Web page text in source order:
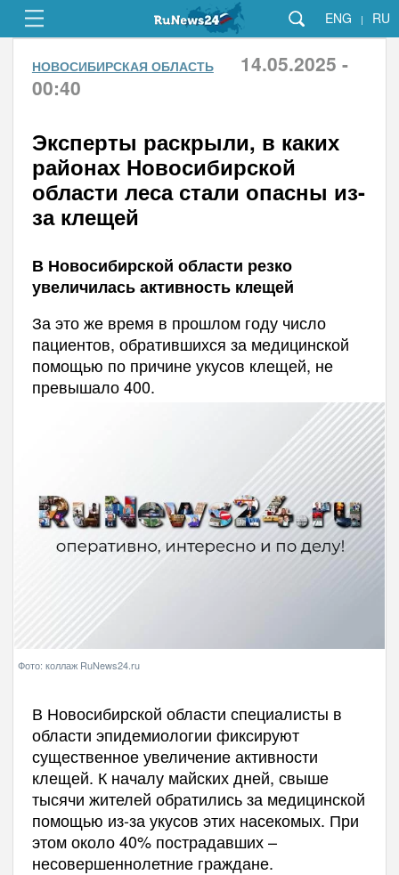
ENG | RU
НОВОСИБИРСКАЯ ОБЛАСТЬ
14.05.2025 -
00:40
Эксперты раскрыли, в каких
районах Новосибирской
области леса стали опасны из-
за клещей
В Новосибирской области резко
увеличилась активность клещей
За это же время в прошлом году число
пациентов, обратившихся за медицинской
помощью по причине укусов клещей, не
превышало 400.
Фото: коллаж RuNews24.ru
В Новосибирской области специалисты в
области эпидемиологии фиксируют
существенное увеличение активности
клещей. К началу майских дней, свыше
тысячи жителей обратились за медицинской
помощью из-за укусов этих насекомых. При
этом около 40% пострадавших –
несовершеннолетние граждане.